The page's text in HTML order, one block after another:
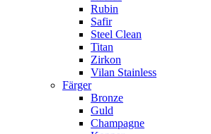
Rubin
Safir
Steel Clean
Titan
Zirkon
Vilan Stainless
Färger
Bronze
Guld
Champagne